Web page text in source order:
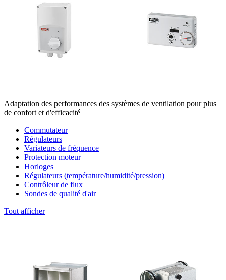
Adaptation des performances des systèmes de ventilation pour plus
de confort et d'efficacité
Commutateur
Régulateurs
Variateurs de fréquence
Protection moteur
Horloges
Régulateurs (température/humidité/pression)
Contrôleur de flux
Sondes de qualité d'air
Tout afficher